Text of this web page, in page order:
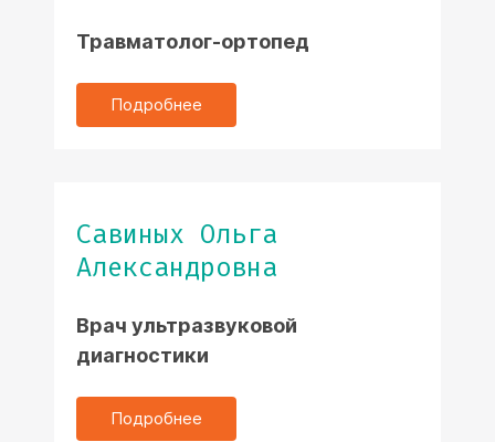
Травматолог-ортопед
Подробнее
Савиных Ольга
Александровна
Врач ультразвуковой
диагностики
Подробнее